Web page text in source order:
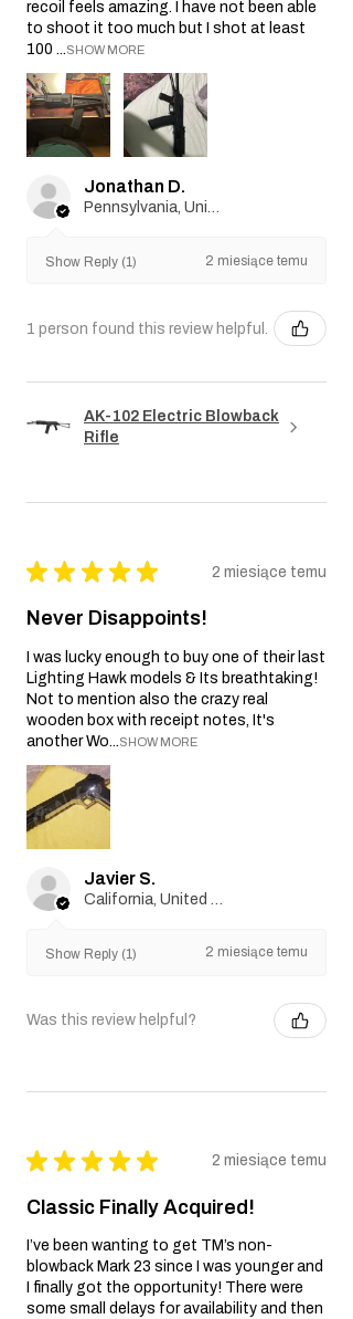
zakupu i obowiązuje przez okres sześciu (3)
miesięcy od tej daty.
Zastrzeżenie:Niniejsza polityka gwarancyjna
nie wpływa na Twoje ustawowe prawa jako
konsumenta. Wszelkie domniemane
gwarancje wynikające z przepisów prawa są
ograniczone do czasu trwania niniejszej
nie ponosi odpowiedzialności za jakiekolwiek
pośrednie, przypadkowe, wynikowe,
sobie prawo do zmiany lub aktualizacji
recoil feels amazing. I have not been able
to shoot it too much but I shot at least
100 ...SHOW MORE
Jonathan D.
Pennsylvania, United States
Show Reply (1) 2 miesiące temu
1 person found this review helpful.
AK-102 Electric Blowback
Rifle
★ ★ ★ ★ ★ 2 miesiące temu
Never Disappoints!
I was lucky enough to buy one of their last
Lighting Hawk models & Its breathtaking!
Not to mention also the crazy real
wooden box with receipt notes, It's
another Wo...SHOW MORE
Javier S.
Show Reply (1) 2 miesiące temu
Was this review helpful?
★ ★ ★ ★ ★ 2 miesiące temu
Classic Finally Acquired!
I’ve been wanting to get TM’s non-
blowback Mark 23 since I was younger and
I finally got the opportunity! There were
some small delays for availability and then